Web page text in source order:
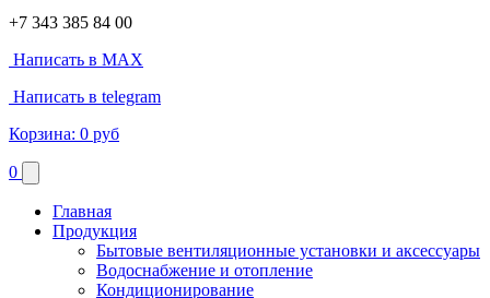
+7 343 385 84 00
Написать в MAX
Написать в telegram
Корзина: 0 руб
0
Главная
Продукция
Бытовые вентиляционные установки и аксессуары
Водоснабжение и отопление
Кондиционирование